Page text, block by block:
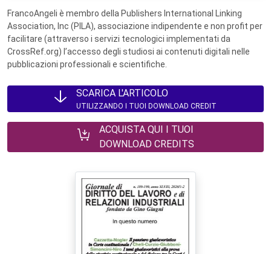
FrancoAngeli è membro della Publishers International Linking
Association, Inc (PILA), associazione indipendente e non profit per
facilitare (attraverso i servizi tecnologici implementati da
CrossRef.org) l’accesso degli studiosi ai contenuti digitali nelle
pubblicazioni professionali e scientifiche.
SCARICA L'ARTICOLO
UTILIZZANDO I TUOI DOWNLOAD CREDIT
ACQUISTA QUI I TUOI
DOWNLOAD CREDITS